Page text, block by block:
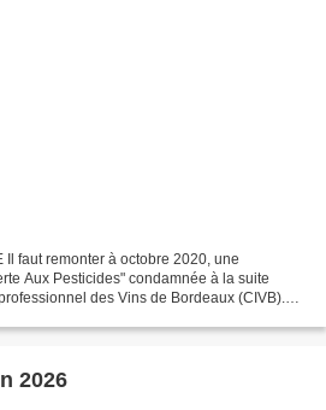
Il faut remonter à octobre 2020, une
Aux Pesticides" condamnée à la suite
des Vins de Bordeaux (CIVB).
2026